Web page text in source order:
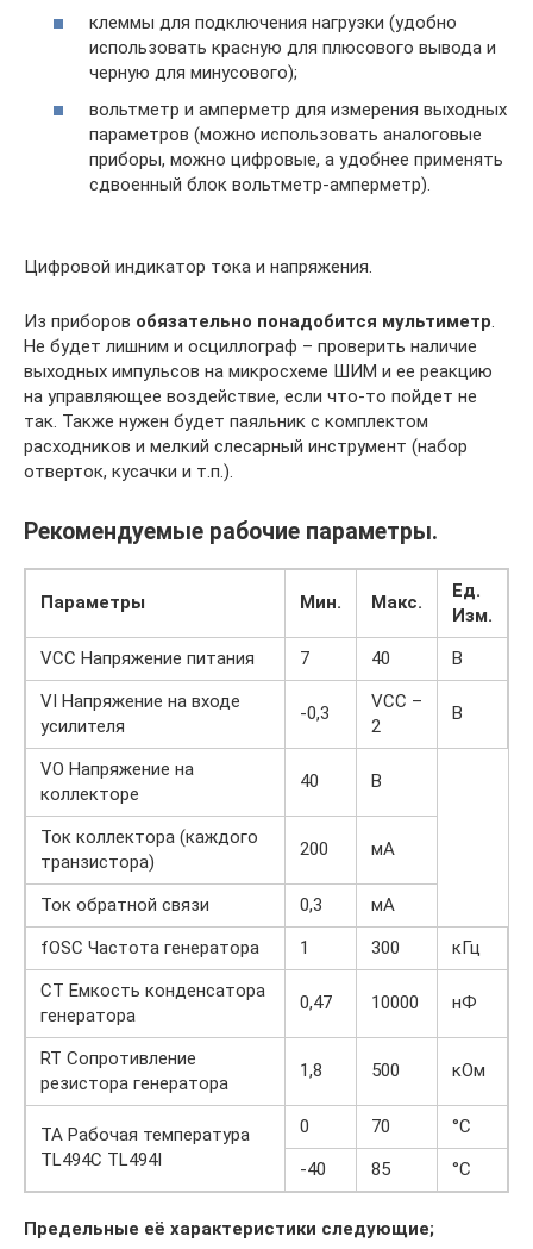
клеммы для подключения нагрузки (удобно
использовать красную для плюсового вывода и
черную для минусового);
вольтметр и амперметр для измерения выходных
параметров (можно использовать аналоговые
приборы, можно цифровые, а удобнее применять
сдвоенный блок вольтметр-амперметр).
Цифровой индикатор тока и напряжения.
Из приборов обязательно понадобится мультиметр.
Не будет лишним и осциллограф – проверить наличие
выходных импульсов на микросхеме ШИМ и ее реакцию
на управляющее воздействие, если что-то пойдет не
так. Также нужен будет паяльник с комплектом
расходников и мелкий слесарный инструмент (набор
отверток, кусачки и т.п.).
Рекомендуемые рабочие параметры.
Параметры Мин. Макс.
Ед.
Изм.
VCC Напряжение питания
7 40
В
VI Напряжение на входе
усилителя
-0,3
VCC –
2
В
VO Напряжение на
коллекторе
40 В
Ток коллектора (каждого
транзистора)
200 мА
Ток обратной связи 0,3
мА
fOSC Частота генератора
1 300
кГц
CT Емкость конденсатора
генератора
0,47 10000 нФ
RT Сопротивление
резистора генератора
1,8 500 кОм
TA Рабочая температура
TL494C TL494I
0 70
°C
-40
85 °C
Предельные её характеристики следующие;